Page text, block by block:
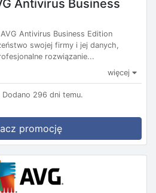
Antivirus Business
Antivirus Business Edition
swojej firmy i jej danych,
rozwiązanie...
więcej
Dodano 296 dni temu.
promocję